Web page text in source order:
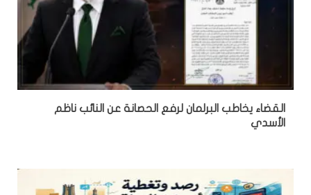
القضاء يخاطب البرلمان لرفع الحصانة عن النائب ناظم
الأسدي